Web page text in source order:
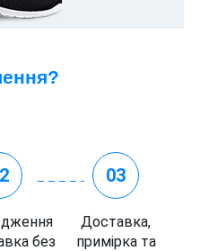
без
03
Доставка,
примірка та